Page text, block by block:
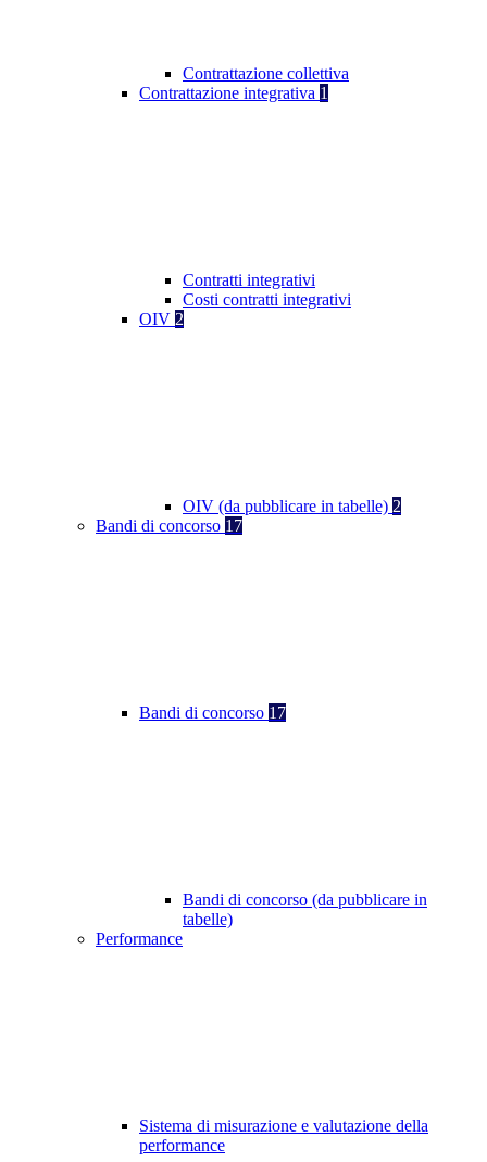
Contrattazione collettiva
Contrattazione integrativa 1
Contratti integrativi
Costi contratti integrativi
OIV 2
OIV (da pubblicare in tabelle) 2
Bandi di concorso 17
Bandi di concorso 17
Bandi di concorso (da pubblicare in
tabelle)
Performance
Sistema di misurazione e valutazione della
performance